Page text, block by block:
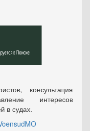
консультация
интересов
в судах.